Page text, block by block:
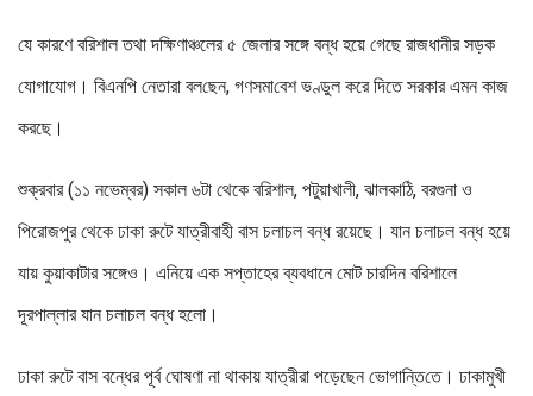
যে কারণে বরিশাল তথা দক্ষিণাঞ্চলের ৫ জেলার সঙ্গে বন্ধ হয়ে গেছে রাজধানীর সড়ক
যোগাযোগ। বিএন‌পি নেতারা বল‌ছেন, গণসমা‌বেশ ভণ্ডুল করে দিতে সরকার এমন কাজ
করছে।
শুক্রবার (১১ নভেম্বর) সকাল ৬টা থেকে বরিশাল, পটুয়াখালী, ঝালকাঠি, বরগুনা ও
পিরোজপুর থেকে ঢাকা রুটে যাত্রীবাহী বাস চলাচল বন্ধ রয়েছে। যান চলাচল বন্ধ হয়ে
যায় কুয়াকাটার সঙ্গেও। এনিয়ে এক সপ্তাহের ব্যবধানে মোট চারদিন বরিশালে
দূরপাল্লার যান চলাচল বন্ধ হলো।
ঢাকা রুটে বাস বন্ধের পূর্ব ঘোষণা না থাকায় যাত্রীরা পড়েছেন ভোগা‌ন্তি‌তে। ঢাকামুখী